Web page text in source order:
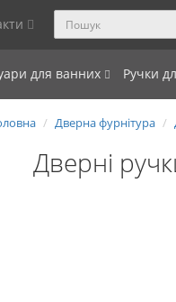
для ванних Ручки
Дверна фурнітура
Дверні